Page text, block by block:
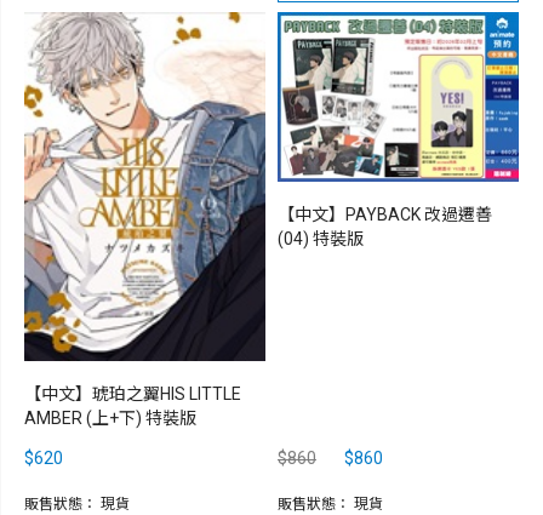
【中文】琥珀之翼HIS LITTLE
AMBER (上+下) 特裝版
$620
販售狀態： 現貨
【中文】PAYBACK 改過遷善
(04) 特裝版
$860 $860
販售狀態： 現貨